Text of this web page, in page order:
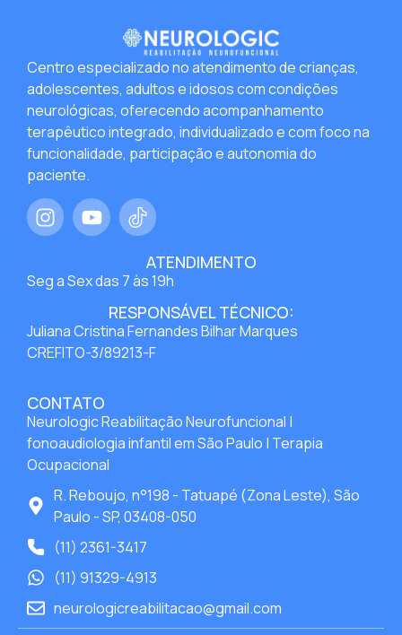
Centro especializado no atendimento de crianças,
adolescentes, adultos e idosos com condições
neurológicas, oferecendo acompanhamento
terapêutico integrado, individualizado e com foco na
funcionalidade, participação e autonomia do
paciente.
ATENDIMENTO
Seg a Sex das 7 às 19h
RESPONSÁVEL TÉCNICO:
Juliana Cristina Fernandes Bilhar Marques
CREFITO-3/89213-F
CONTATO
Neurologic Reabilitação Neurofuncional |
fonoaudiologia infantil em São Paulo | Terapia
Ocupacional
R. Reboujo, n°198 - Tatuapé (Zona Leste), São
Paulo - SP, 03408-050
(11) 2361-3417
(11) 91329-4913
neurologicreabilitacao@gmail.com